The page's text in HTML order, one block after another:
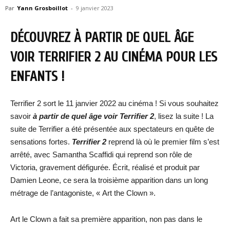
Par Yann Grosboillot - 9 janvier 2023
DÉCOUVREZ À PARTIR DE QUEL ÂGE
VOIR TERRIFIER 2 AU CINÉMA POUR LES
ENFANTS !
Terrifier 2 sort le 11 janvier 2022 au cinéma ! Si vous souhaitez
savoir à partir de quel âge voir Terrifier 2, lisez la suite ! La
suite de Terrifier a été présentée aux spectateurs en quête de
sensations fortes. Terrifier 2 reprend là où le premier film s’est
arrêté, avec Samantha Scaffidi qui reprend son rôle de
Victoria, gravement défigurée. Écrit, réalisé et produit par
Damien Leone, ce sera la troisième apparition dans un long
métrage de l’antagoniste, « Art the Clown ».
Art le Clown a fait sa première apparition, non pas dans le